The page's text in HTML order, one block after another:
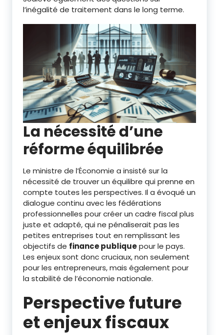
l’inégalité de traitement dans le long terme.
La nécessité d’une
réforme équilibrée
Le ministre de l’Économie a insisté sur la
nécessité de trouver un équilibre qui prenne en
compte toutes les perspectives. Il a évoqué un
dialogue continu avec les fédérations
professionnelles pour créer un cadre fiscal plus
juste et adapté, qui ne pénaliserait pas les
petites entreprises tout en remplissant les
objectifs de finance publiquepour le pays.
Les enjeux sont donc cruciaux, non seulement
pour les entrepreneurs, mais également pour
la stabilité de l’économie nationale.
Perspective future
et enjeux fiscaux